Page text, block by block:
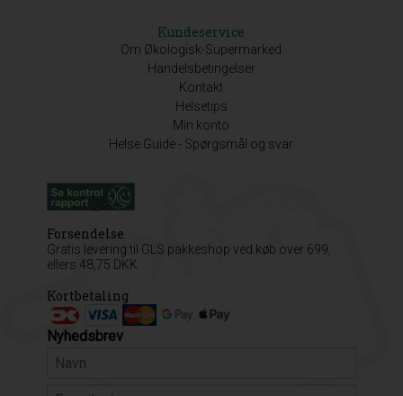
Kundeservice
Om Økologisk-Supermarked
Handelsbetingelser
Kontakt
Helsetips
Min konto
Helse Guide - Spørgsmål og svar
Forsendelse
Gratis levering til GLS pakkeshop ved køb over 699,
ellers 48,75 DKK
Kortbetaling
Nyhedsbrev